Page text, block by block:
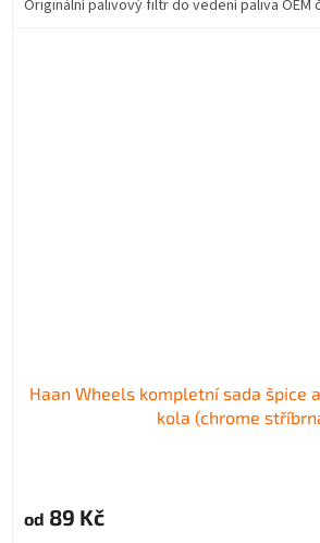
Originální palivový filtr do vedení paliva OEM
Haan Wheels kompletní sada špice
kola (chrome
od 89 Kč